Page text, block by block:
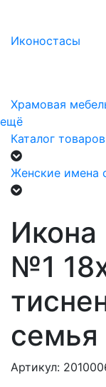
Иконостасы
Храмовая
ещё
Каталог товаров
Женские имена
Икона
№1
семья
Артикул: